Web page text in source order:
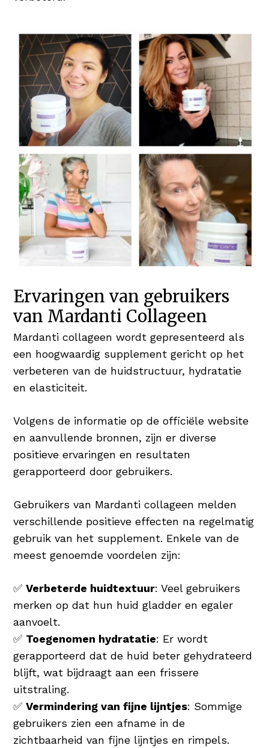
Ervaringen van gebruikers
van Mardanti Collageen
Mardanti collageen wordt gepresenteerd als
een hoogwaardig supplement gericht op het
verbeteren van de huidstructuur, hydratatie
en elasticiteit.
Volgens de informatie op de officiële website
en aanvullende bronnen, zijn er diverse
positieve ervaringen en resultaten
gerapporteerd door gebruikers.
Gebruikers van Mardanti collageen melden
verschillende positieve effecten na regelmatig
gebruik van het supplement. Enkele van de
meest genoemde voordelen zijn:
✅Verbeterde huidtextuur: Veel gebruikers
merken op dat hun huid gladder en egaler
aanvoelt.
✅ Toegenomen hydratatie: Er wordt
gerapporteerd dat de huid beter gehydrateerd
blijft, wat bijdraagt aan een frissere
uitstraling.
✅Vermindering van fijne lijntjes: Sommige
gebruikers zien een afname in de
zichtbaarheid van fijne lijntjes en rimpels.